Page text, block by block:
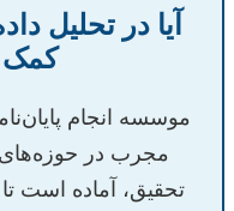
آیا در تحلیل
کمک
موسسه انجام
مجرب در حوزه‌های
تحقیق، آماده است